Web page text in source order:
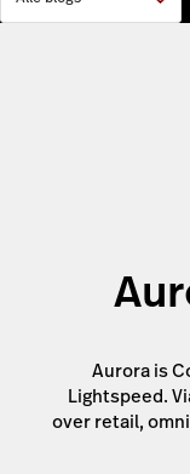
Aurora is
Lightspeed.
over retail,